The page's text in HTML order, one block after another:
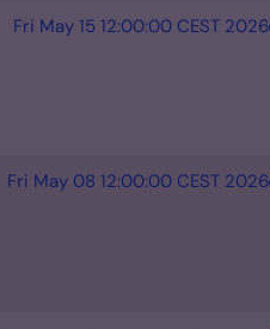
Fri May 15 12:00:00 CEST 2026
Fri May 08 12:00:00 CEST 2026